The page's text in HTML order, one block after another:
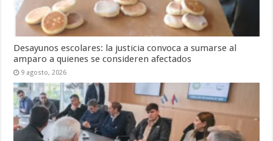
Desayunos escolares: la justicia convoca a sumarse al
amparo a quienes se consideren afectados
9 agosto, 2026